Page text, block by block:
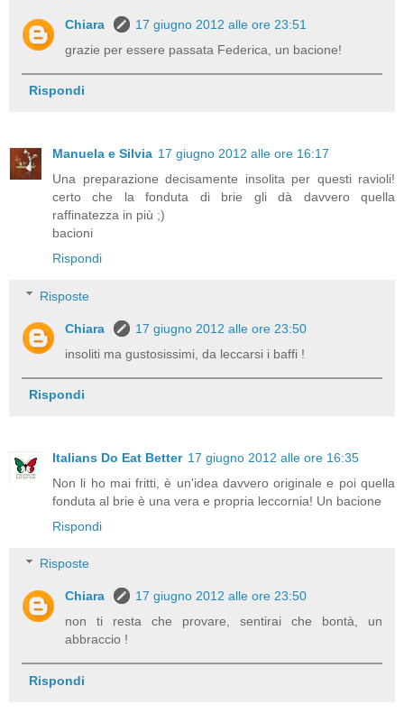
Chiara
17 giugno 2012 alle ore 23:51
grazie per essere passata Federica, un bacione!
Rispondi
Manuela e Silvia 17 giugno 2012 alle ore 16:17
Una preparazione decisamente insolita per questi ravioli!
certo che la fonduta di brie gli dà davvero quella
raffinatezza in più ;)
bacioni
Rispondi
Risposte
Chiara
17 giugno 2012 alle ore 23:50
insoliti ma gustosissimi, da leccarsi i baffi !
Rispondi
Italians Do Eat Better 17 giugno 2012 alle ore 16:35
Non li ho mai fritti, è un'idea davvero originale e poi quella
fonduta al brie è una vera e propria leccornia! Un bacione
Rispondi
Risposte
Chiara
17 giugno 2012 alle ore 23:50
non ti resta che provare, sentirai che bontà, un
abbraccio !
Rispondi